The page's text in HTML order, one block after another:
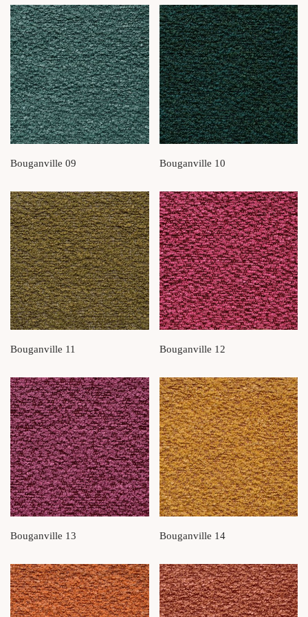
Bouganville 09 Bouganville 10
Bouganville 11 Bouganville 12
Bouganville 13 Bouganville 14